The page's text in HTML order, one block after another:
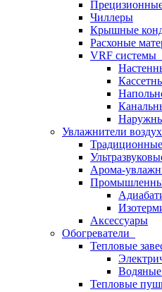
Чиллеры
Крышные
Расхоные
VRF системы
Увлажнители
Традиционные
Арома-
Аксессуары
Обогреватели
Тепловые
Водяные
Тепловые